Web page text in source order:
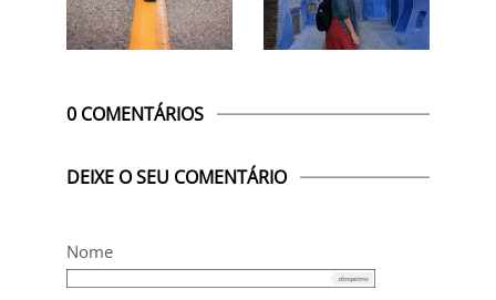
0 COMENTÁRIOS
DEIXE O SEU COMENTÁRIO
Nome